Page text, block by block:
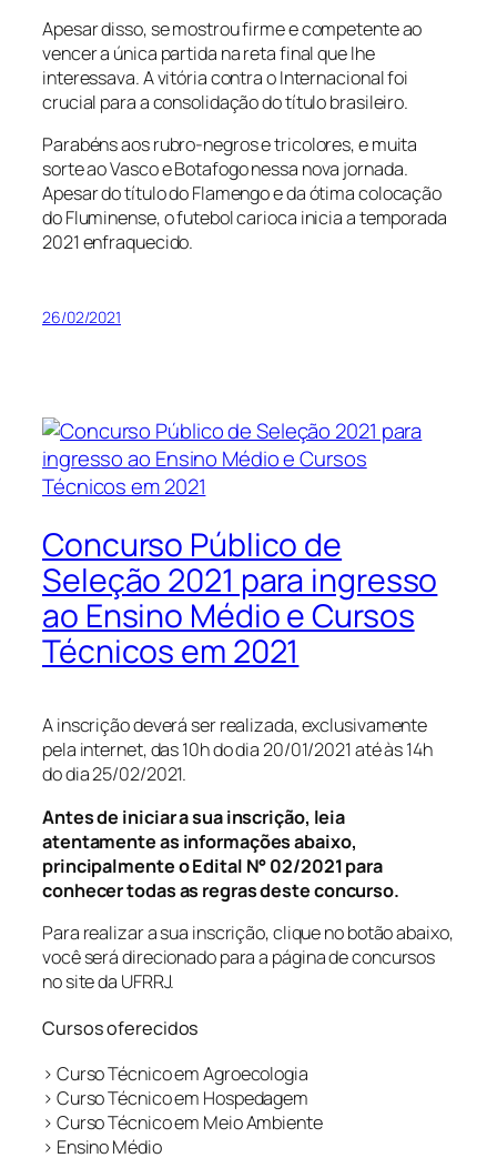
Apesar disso, se mostrou firme e competente ao
vencer a única partida na reta final que lhe
interessava. A vitória contra o Internacional foi
crucial para a consolidação do título brasileiro.
Parabéns aos rubro-negros e tricolores, e muita
sorte ao Vasco e Botafogo nessa nova jornada.
Apesar do título do Flamengo e da ótima colocação
do Fluminense, o futebol carioca inicia a temporada
2021 enfraquecido.
26/02/2021
Concurso Público de
Seleção 2021 para ingresso
ao Ensino Médio e Cursos
Técnicos em 2021
A inscrição deverá ser realizada, exclusivamente
pela internet, das 10h do dia 20/01/2021 até às 14h
do dia 25/02/2021.
Antes de iniciar a sua inscrição, leia
atentamente as informações abaixo,
principalmente o Edital N° 02/2021 para
conhecer todas as regras deste concurso.
Para realizar a sua inscrição, clique no botão abaixo,
você será direcionado para a página de concursos
no site da UFRRJ.
Cursos oferecidos
> Curso Técnico em Agroecologia
> Curso Técnico em Hospedagem
> Curso Técnico em Meio Ambiente
> Ensino Médio